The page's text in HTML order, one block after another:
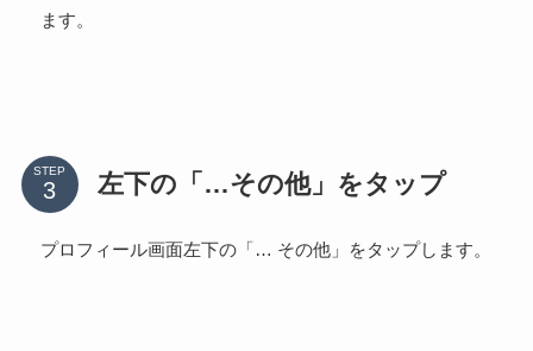
ます。
STEP 左下の「…その他」をタップ
プロフィール画面左下の「… その他」をタップします。